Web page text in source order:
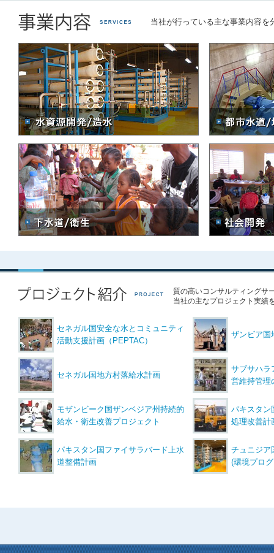
当社が行っている主な事業内容を
質の高いコンサルティングサ
当社の主なプロジェクト実績
セネガル国安全な水とコミュニティ
活動支援計画（PEPTAC）
ザンビア国
セネガル国地方村落給水計画
サブサハラ
営維持管理
モザンビーク国ザンベジア州持続的
給水・衛生改善プロジェクト
パキスタン
処理改善計
パキスタン国ファイサラバード上水
道整備計画
チュニジア
(環境プロ